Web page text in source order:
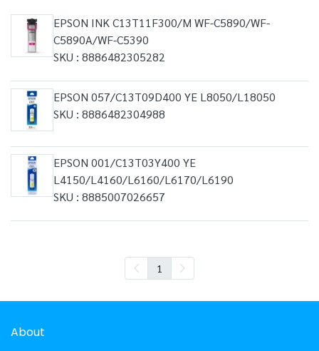
EPSON INK C13T11F300/M WF-C5890/WF-
C5890A/WF-C5390
SKU : 8886482305282
EPSON 057/C13T09D400 YE L8050/L18050
SKU : 8886482304988
EPSON 001/C13T03Y400 YE
L4150/L4160/L6160/L6170/L6190
SKU : 8885007026657
1
About